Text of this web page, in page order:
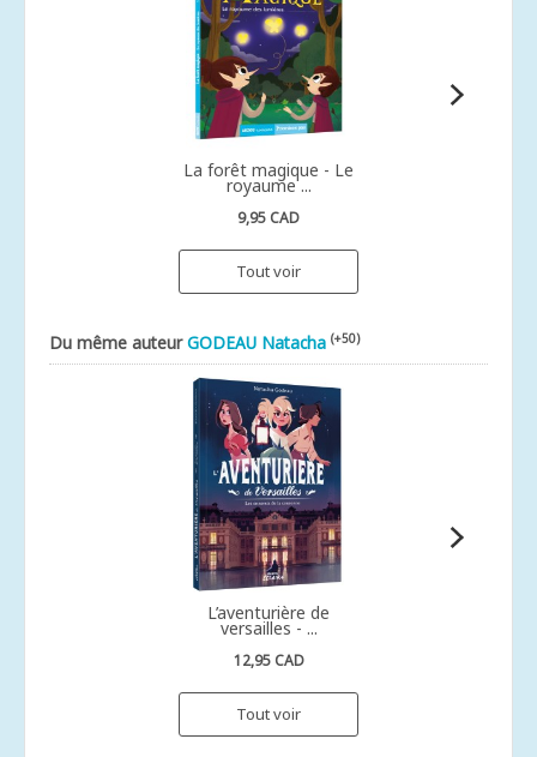
La forêt magique - Le
royaume ...
9,95 CAD
Tout voir
Du même auteurGODEAU Natacha (+50)
L’aventurière de
versailles - ...
12,95 CAD
Tout voir